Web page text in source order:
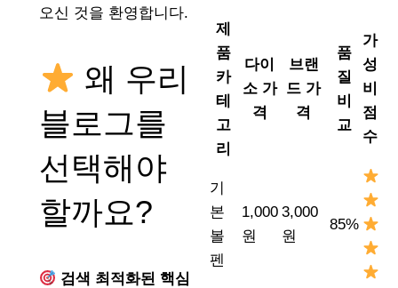
오신 것을 환영합니다.
왜 우리
블로그를
선택해야
할까요?
검색 최적화된 핵심
제
품
카
테
고
리
다이
소 가
격
브랜
드 가
격
품
질
비
교
가
성
비
점
수
기
본
볼
펜
1,000
원
3,000
원
85%